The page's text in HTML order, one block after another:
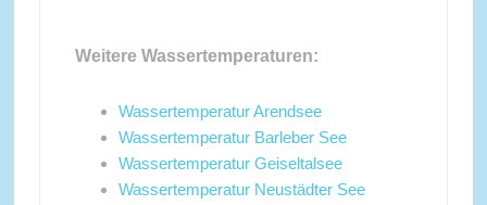
Weitere Wassertemperaturen:
Wassertemperatur Arendsee
Wassertemperatur Barleber See
Wassertemperatur Geiseltalsee
Wassertemperatur Neustädter See